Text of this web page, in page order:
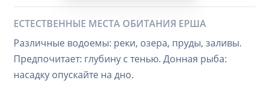
ЕСТЕСТВЕННЫЕ МЕСТА ОБИТАНИЯ ЕРША
Различные водоемы: реки, озера, пруды, заливы.
Предпочитает: глубину с тенью. Донная рыба:
насадку опускайте на дно.